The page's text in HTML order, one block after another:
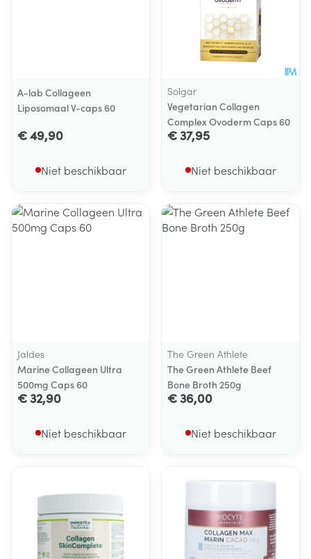
A-lab Collageen
Liposomaal V-caps 60
€ 49,90
Niet beschikbaar
Solgar
Vegetarian Collagen
Complex Ovoderm Caps 60
€ 37,95
Niet beschikbaar
Jaldes
Marine Collageen Ultra
500mg Caps 60
€ 32,90
Niet beschikbaar
The Green Athlete
The Green Athlete Beef
Bone Broth 250g
€ 36,00
Niet beschikbaar